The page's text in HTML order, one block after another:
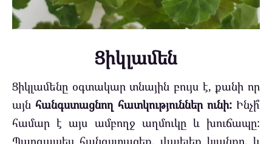
Ցիկլամեն
Ցիկլամենը օգտակար տնային բույս ​​է, քանի որ
այն հանգստացնող հատկություններ ունի: Ինչի՞
համար է այս ամբողջ աղմուկը և խուճապը:
Պարզապես հանգստացեք, վայելեք կյանքը, և